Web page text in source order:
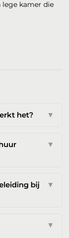
kamer die
het? ▼
▼
bij
▼
▼